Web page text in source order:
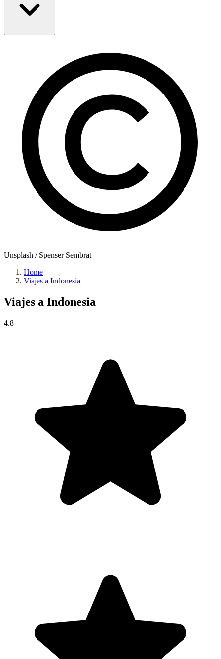
Unsplash / Spenser Sembrat
Home
Viajes a Indonesia
Viajes a Indonesia
4.8